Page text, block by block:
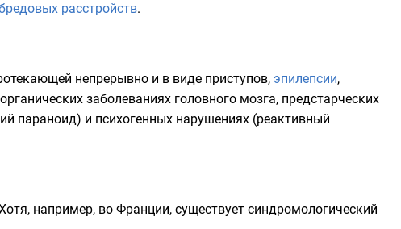
расстройств.
непрерывно и в виде приступов, эпилепсии,
заболеваниях головного мозга, предстарческих
параноид) и психогенных нарушениях (реактивный
например, во Франции, существует синдромологический